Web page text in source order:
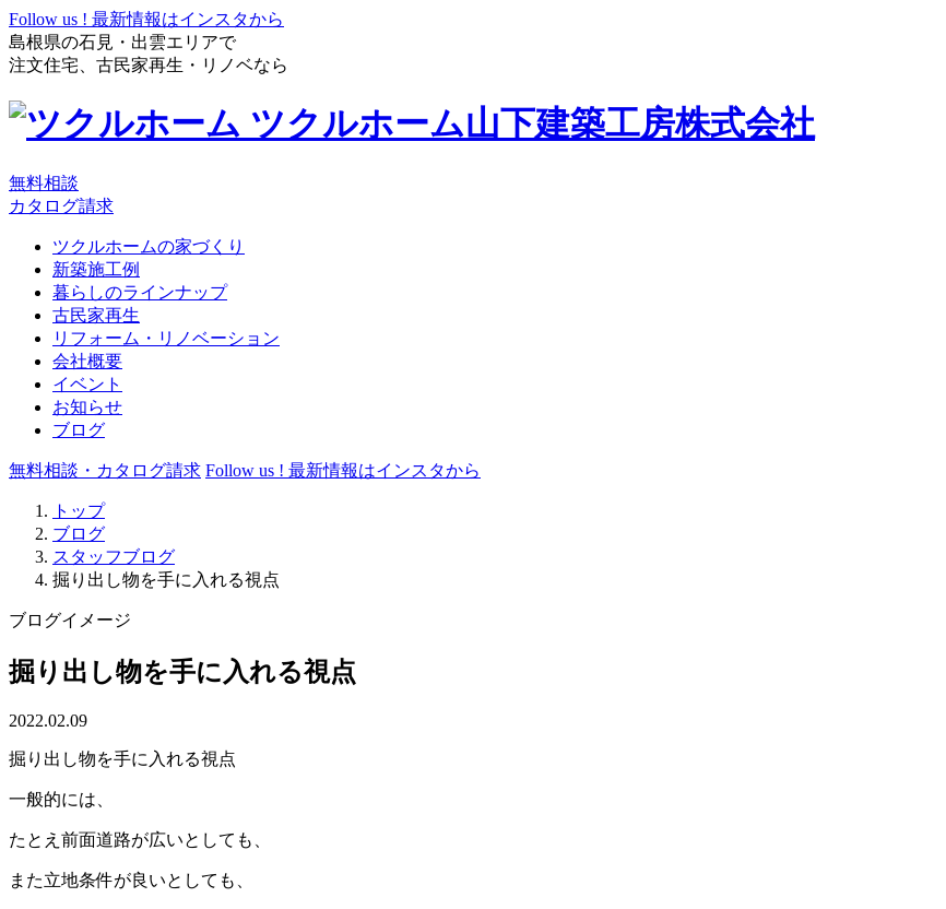
Follow us ! 最新情報はインスタから
島根県の石見・出雲エリアで
注文住宅、古民家再生・リノベなら
ツクルホーム山下建築工房株式会社
無料相談
カタログ請求
ツクルホームの家づくり
新築施工例
暮らしのラインナップ
古民家再生
リフォーム・リノベーション
会社概要
イベント
お知らせ
ブログ
無料相談・カタログ請求 Follow us ! 最新情報はインスタから
トップ
ブログ
スタッフブログ
掘り出し物を手に入れる視点
ブログイメージ
掘り出し物を手に入れる視点
2022.02.09
掘り出し物を手に入れる視点
一般的には、
たとえ前面道路が広いとしても、
また立地条件が良いとしても、